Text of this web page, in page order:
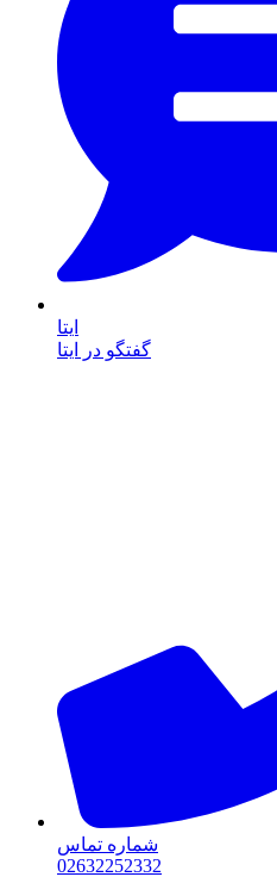
ایتا
گفتگو در ایتا
شماره تماس
02632252332